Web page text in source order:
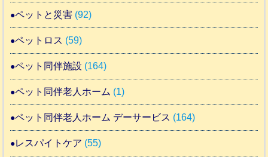
ペットと災害 (92)
ペットロス (59)
ペット同伴施設 (164)
ペット同伴老人ホーム (1)
ペット同伴老人ホーム デーサービス (164)
レスパイトケア (55)